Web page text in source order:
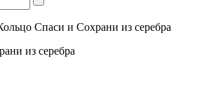
Спаси и Сохрани из серебра
из серебра